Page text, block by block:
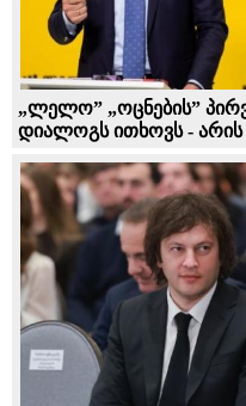
„ლელო” „ოცნების”
დიალოგს ითხოვს - არის